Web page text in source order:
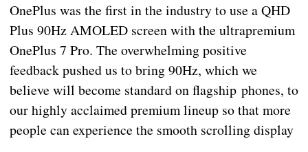
OnePlus was the first in the industry to use a QHD
Plus 90Hz AMOLED screen with the ultrapremium
OnePlus 7 Pro. The overwhelming positive
feedback pushed us to bring 90Hz, which we
believe will become standard on flagship phones, to
our highly acclaimed premium lineup so that more
people can experience the smooth scrolling display